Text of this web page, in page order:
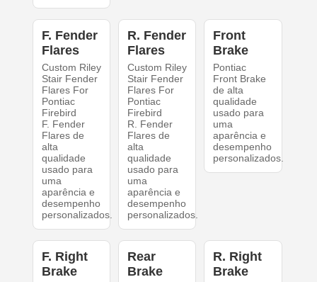
F. Fender
Flares
Custom Riley
Stair Fender
Flares For
Pontiac
Firebird
F. Fender
Flares de
alta
qualidade
usado para
uma
aparência e
desempenho
personalizados.
R. Fender
Flares
Custom Riley
Stair Fender
Flares For
Pontiac
Firebird
R. Fender
Flares de
alta
qualidade
usado para
uma
aparência e
desempenho
personalizados.
Front
Brake
Pontiac
Front Brake
de alta
qualidade
usado para
uma
aparência e
desempenho
personalizados.
F. Right
Brake
Rear
Brake
R. Right
Brake